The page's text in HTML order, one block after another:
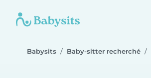
Babysits Baby-sitter recherché